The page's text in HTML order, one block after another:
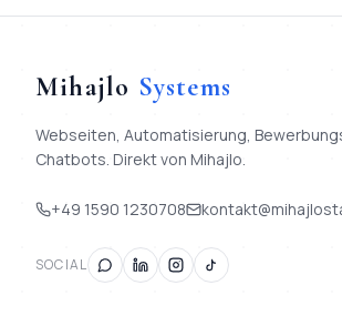
Mihajlo Systems
Webseiten, Automatisierung,
Chatbots. Direkt von Mihajlo.
+49 1590 1230708
SOCIAL